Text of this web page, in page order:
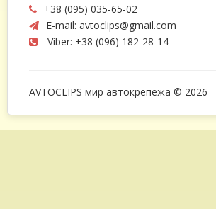
+38 (095) 035-65-02
E-mail: avtoclips@gmail.com
Viber: +38 (096) 182-28-14
AVTOCLIPS мир автокрепежа © 2026